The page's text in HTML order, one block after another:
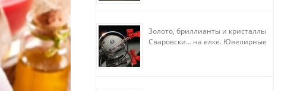
Золото, бриллианты и кристаллы
Сваровски… на елке. Ювелирные